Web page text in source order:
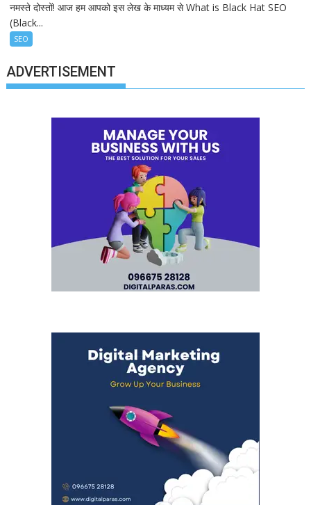
नमस्ते दोस्तों! आज हम आपको इस लेख के माध्यम से What is Black Hat SEO
(Black...
SEO
ADVERTISEMENT